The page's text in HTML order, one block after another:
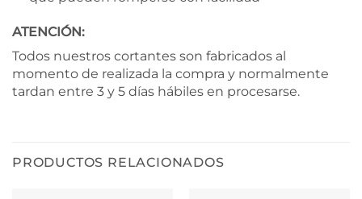
ATENCIÓN:
Todos nuestros cortantes son fabricados al
momento de realizada la compra y normalmente
tardan entre 3 y 5 días hábiles en procesarse.
PRODUCTOS RELACIONADOS